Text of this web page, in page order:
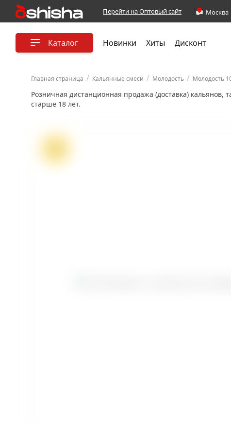
Перейти на Оптовый сайт
Каталог Новинки Хиты Дисконт
Главная страница / Кальянные смеси / Молодость / Молодость
Розничная дистанционная продажа (доставка)
старше 18 лет.